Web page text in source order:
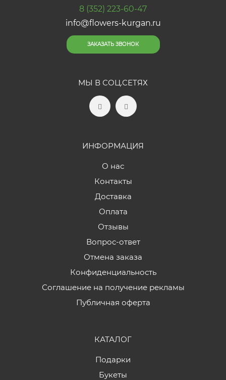
8 (352) 223-60-47
info@flowers-kurgan.ru
ЗАКАЗАТЬ ЗВОНОК
МЫ В СОЦ.СЕТЯХ
ИНФОРМАЦИЯ
О нас
Контакты
Доставка
Оплата
Отзывы
Вопрос-ответ
Отмена заказа
Конфиденциальность
Соглашение на получение рекламы
Публичная оферта
КАТАЛОГ
Подарки
Букеты